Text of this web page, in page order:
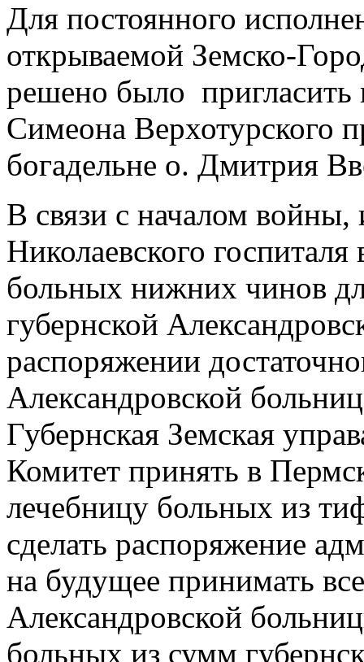
Для постоянного
открываемой Земско-
решено было пригласить
Симеона Верхотурского
богадельне о. Дмитрия
В связи с началом войны,
Николаевского
больных нижних чинов
губернской
распоряжении
Александровской
Губернская Земская
Комитет принять в
лечебницу больных из
сделать распоряжение
на будущее принимать
Александровской
больных из сумм